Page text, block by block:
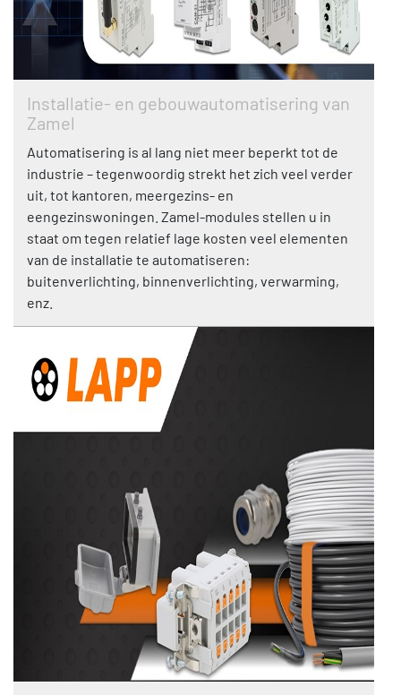
Installatie- en gebouwautomatisering van
Zamel
Automatisering is al lang niet meer beperkt tot de
industrie – tegenwoordig strekt het zich veel verder
uit, tot kantoren, meergezins- en
eengezinswoningen. Zamel-modules stellen u in
staat om tegen relatief lage kosten veel elementen
van de installatie te automatiseren:
buitenverlichting, binnenverlichting, verwarming,
enz.